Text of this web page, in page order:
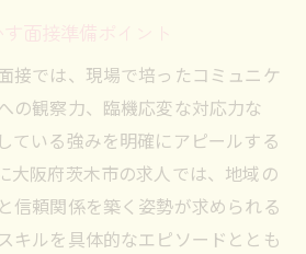
して利用できる一時保育の探
の流れと注意すべき点を解説
ビス利用時の保育士目線のコ
面接準備ポイント
接では、現場で培ったコミュニケ
の観察力、臨機応変な対応力な
ている強みを明確にアピールする
大阪府茨木市の求人では、地域の
信頼関係を築く姿勢が求められる
キルを具体的なエピソードととも